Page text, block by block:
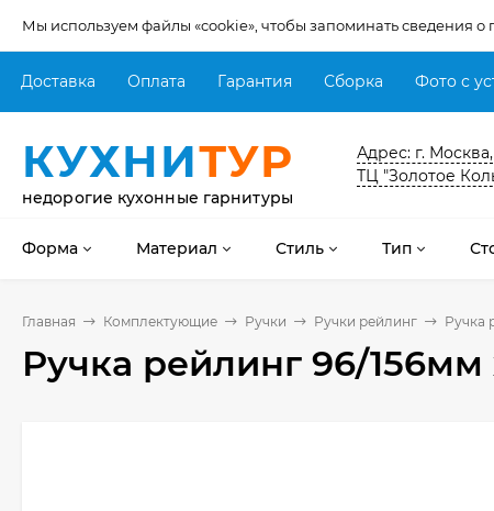
Мы используем файлы «cookie», чтобы запоминать сведения
Доставка Оплата Гарантия Сборка Фото с
КУХНИТУР
недорогие кухонные гарнитуры
Адрес: г.
ТЦ "Золотое
Форма Материал Стиль Тип
Главная Комплектующие Ручки Ручки рейлинг Ручка
Ручка рейлинг 96/